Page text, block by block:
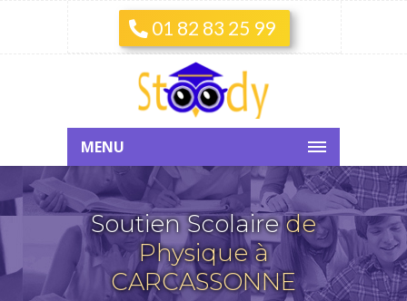
01 82 83 25 99
MENU
Soutien Scolairede
Physique à
CARCASSONNE